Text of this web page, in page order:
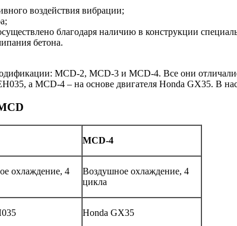
воздействия вибрации;
благодаря наличию в конструкции
бетона.
MСD-2, MСD-3 и MСD-4. Все они
а MСD-4 – на основе двигателя Honda GX35. В
MСD-4
охлаждение, 4
Воздушное охлаждение, 4
цикла
Honda GX35